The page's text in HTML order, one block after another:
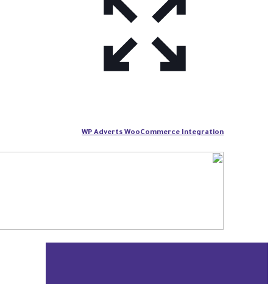
WP Adverts WooCommerce Integration